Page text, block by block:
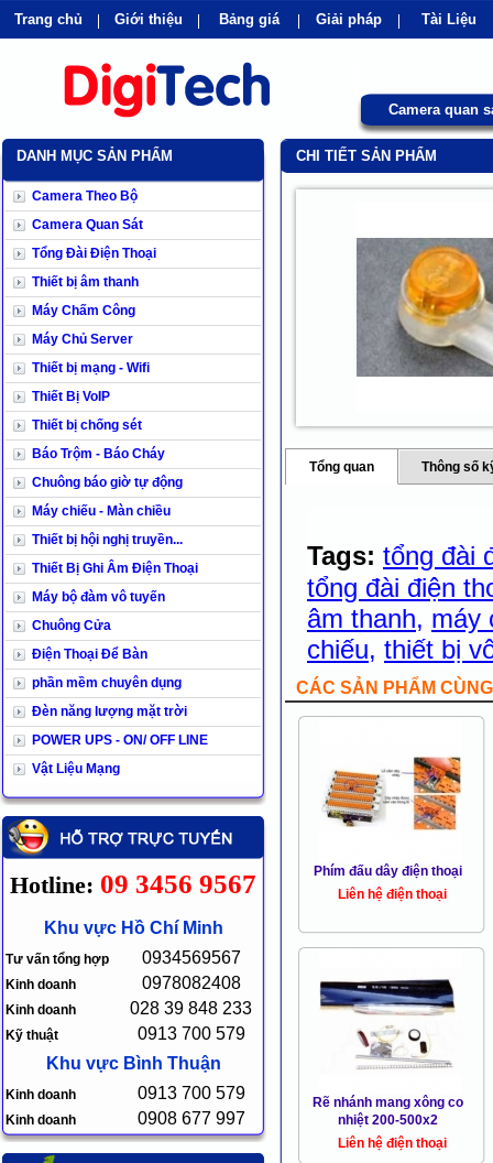
Trang chủ Giới thiệu Bảng giá Giải pháp Tài Liệu
products
Camera quan
DANH MỤC SẢN PHẨM
Camera Theo Bộ
Camera Quan Sát
Tổng Đài Điện Thoại
Thiết bị âm thanh
Máy Chấm Công
Máy Chủ Server
Thiết bị mạng - Wifi
Thiết Bị VoIP
Thiết bị chống sét
Báo Trộm - Báo Cháy
Chuông báo giờ tự động
Máy chiếu - Màn chiều
Thiết bị hội nghị truyền...
Thiết Bị Ghi Âm Điện Thoại
Máy bộ đàm vô tuyến
Chuông Cửa
Điện Thoại Để Bàn
phần mềm chuyên dụng
Đèn năng lượng mặt trời
POWER UPS - ON/ OFF LINE
Vật Liệu Mạng
Hotline: 09 3456 9567
Khu vực Hồ Chí Minh
Tư vấn tổng hợp 0934569567
Kinh doanh 0978082408
Kinh doanh 028 39 848 233
Kỹ thuật
0913 700 579
Khu vực Bình Thuận
Kinh doanh 0913 700 579
Kinh doanh 0908 677 997
CHI TIẾT SẢN PHẨM
Tổng quan Thông số
Tags: tổng đài
tổng đài điện
âm thanh, máy
chiếu, thiết bị
CÁC SẢN PHẨM
Phím đấu dây điện thoại
Liên hệ điện thoại
Rẽ nhánh mang xông co
nhiệt 200-500x2
Liên hệ điện thoại